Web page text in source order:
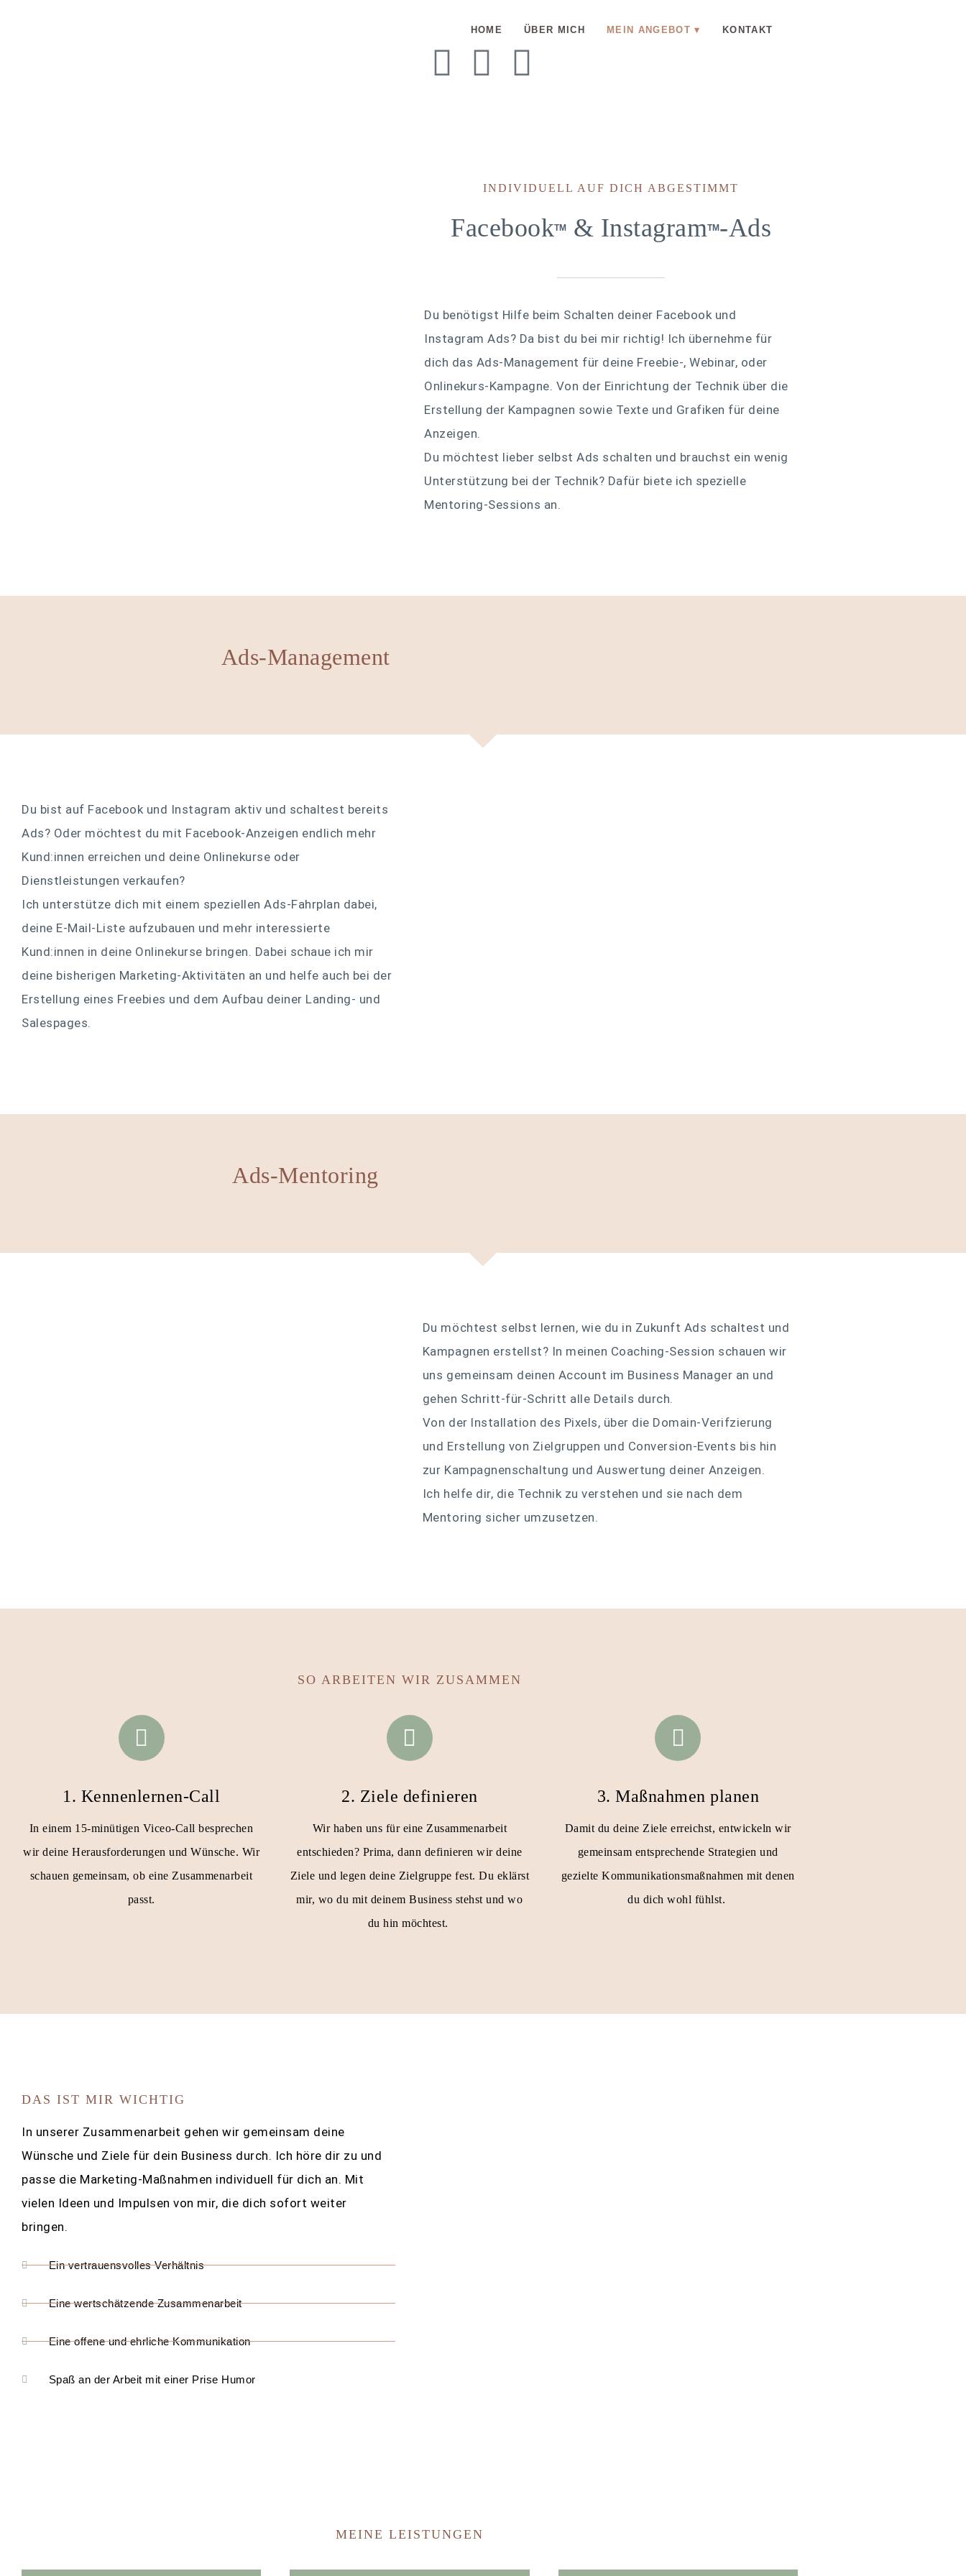
HOME ÜBER MICH MEIN ANGEBOT KONTAKT
INDIVIDUELL AUF DICH ABGESTIMMT
FacebookTM & InstagramTM -Ads
Du benötigst Hilfe beim Schalten deiner Facebook und
Instagram Ads? Da bist du bei mir richtig! Ich übernehme für
dich das Ads-Management für deine Freebie-, Webinar, oder
Onlinekurs-Kampagne. Von der Einrichtung der Technik über die
Erstellung der Kampagnen sowie Texte und Grafiken für deine
Anzeigen.
Du möchtest lieber selbst Ads schalten und brauchst ein wenig
Unterstützung bei der Technik? Dafür biete ich spezielle
Mentoring-Sessions an.
Ads-Management
Du bist auf Facebook und Instagram aktiv und schaltest bereits
Ads? Oder möchtest du mit Facebook-Anzeigen endlich mehr
Kund:innen erreichen und deine Onlinekurse oder
Dienstleistungen verkaufen?
Ich unterstütze dich mit einem speziellen Ads-Fahrplan dabei,
deine E-Mail-Liste aufzubauen und mehr interessierte
Kund:innen in deine Onlinekurse bringen. Dabei schaue ich mir
deine bisherigen Marketing-Aktivitäten an und helfe auch bei der
Erstellung eines Freebies und dem Aufbau deiner Landing- und
Salespages.
Ads-Mentoring
Du möchtest selbst lernen, wie du in Zukunft Ads schaltest und
Kampagnen erstellst? In meinen Coaching-Session schauen wir
uns gemeinsam deinen Account im Business Manager an und
gehen Schritt-für-Schritt alle Details durch.
Von der Installation des Pixels, über die Domain-Verifzierung
und Erstellung von Zielgruppen und Conversion-Events bis hin
zur Kampagnenschaltung und Auswertung deiner Anzeigen.
Ich helfe dir, die Technik zu verstehen und sie nach dem
Mentoring sicher umzusetzen.
SO ARBEITEN WIR ZUSAMMEN
1. Kennenlernen-Call
In einem 15-minütigen Viceo-Call besprechen
wir deine Herausforderungen und Wünsche. Wir
schauen gemeinsam, ob eine Zusammenarbeit
passt.
2. Ziele definieren
Wir haben uns für eine Zusammenarbeit
entschieden? Prima, dann definieren wir deine
Ziele und legen deine Zielgruppe fest. Du eklärst
mir, wo du mit deinem Business stehst und wo
du hin möchtest.
3. Maßnahmen planen
Damit du deine Ziele erreichst, entwickeln wir
gemeinsam entsprechende Strategien und
gezielte Kommunikationsmaßnahmen mit denen
du dich wohl fühlst.
DAS IST MIR WICHTIG
In unserer Zusammenarbeit gehen wir gemeinsam deine
Wünsche und Ziele für dein Business durch. Ich höre dir zu und
passe die Marketing-Maßnahmen individuell für dich an. Mit
vielen Ideen und Impulsen von mir, die dich sofort weiter
bringen.
Ein vertrauensvolles Verhältnis
Eine wertschätzende Zusammenarbeit
Eine offene und ehrliche Kommunikation
Spaß an der Arbeit mit einer Prise Humor
MEINE LEISTUNGEN